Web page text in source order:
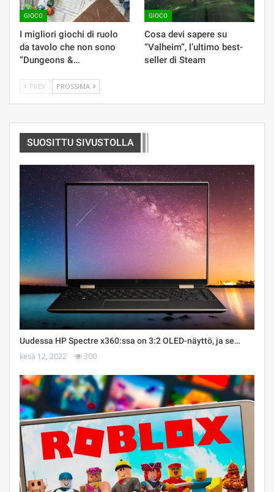
GIOCO
I migliori giochi di ruolo
da tavolo che non sono
“Dungeons &…
GIOCO
Cosa devi sapere su
“Valheim”, l’ultimo best-
seller di Steam
PREV PROSSIMA
SUOSITTU SIVUSTOLLA
Uudessa HP Spectre x360:ssa on 3:2 OLED-näyttö, ja se…
kesä 12, 2022 300